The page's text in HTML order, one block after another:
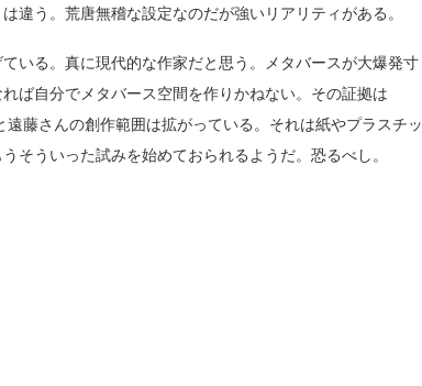
違う。荒唐無稽な設定なのだが強いリアリティがある。
いる。真に現代的な作家だと思う。メタバースが大爆発寸
ば自分でメタバース空間を作りかねない。その証拠は
藤さんの創作範囲は拡がっている。それは紙やプラスチッ
そういった試みを始めておられるようだ。恐るべし。